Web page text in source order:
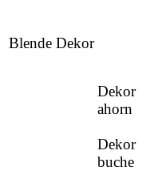
Blende Dekor
Dekor
ahorn
Dekor
buche